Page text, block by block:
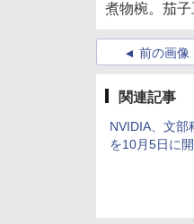
煮物椀。茄
前の画像
関連記事
NVIDIA、文部
を10月5日に